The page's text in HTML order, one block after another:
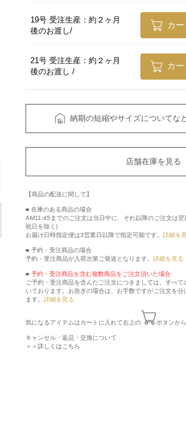
19号 受注生産：約２ヶ月
後のお渡し
カ
21号 受注生産：約２ヶ月
後のお渡し
カ
納期の短縮やサイズについてな
店舗在庫を見る
【商品の配送に関して】
■ 在庫のある商品の場合
AM11:45までのご注文は当日中に、それ以降のご注文は
祝日を除く)
お届け日時指定便は3営業日以降で指定可能です。 詳細を
■ 予約・受注商品の場合
予約・受注商品が入荷次第ご発送となります。 詳細を見る
■ 予約・受注商品を含む複数商品をご注文頂いた場合
ご予約・受注商品を含んだご注文につきましては、すべ
いております。お急ぎの場合は、お手数ですがご注文を分
ます。 詳細を見る
気になるアイテムはカートに入れて右上の ボタンか
キャンセル・返品・交換について
＞＞詳しくはこちら